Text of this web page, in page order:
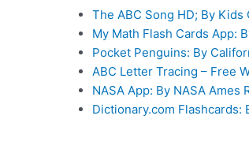
The ABC Song HD; By Kids
My Math Flash Cards App:
Pocket Penguins: By
ABC Letter Tracing – Free
NASA App: By NASA Ames
Dictionary.com Flashcards: